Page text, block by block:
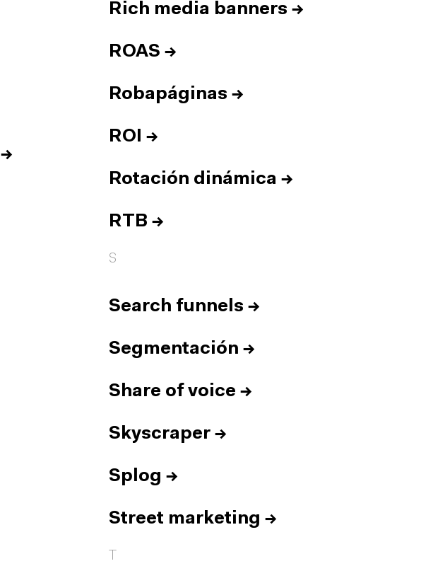
→
Rich media banners →
ROAS →
Robapáginas →
ROI →
Rotación dinámica →
RTB →
S
Search funnels →
Segmentación →
Share of voice →
Skyscraper →
Splog →
Street marketing →
T